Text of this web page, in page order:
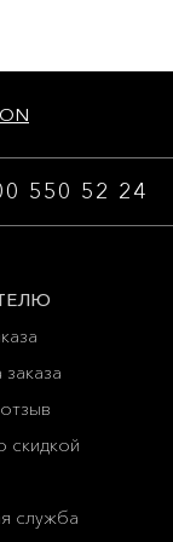
550 52 24
скидкой
служба